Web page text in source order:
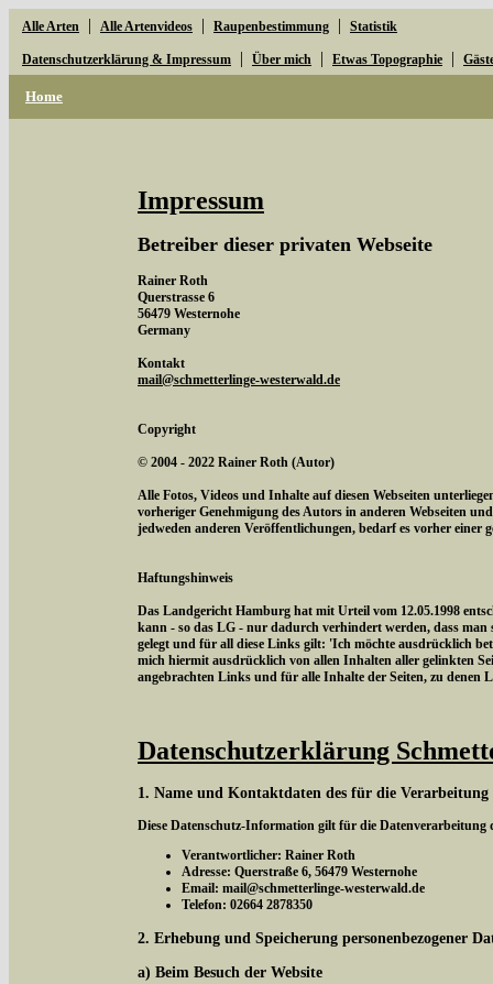
Alle Arten | Alle Artenvideos | Raupenbestimmung | Statistik
Datenschutzerklärung & Impressum | Über mich | Etwas Topographie |
Home
Impressum
Betreiber dieser privaten Webseite
Rainer Roth
Querstrasse 6
56479 Westernohe
Germany
Kontakt
mail@schmetterlinge-westerwald.de
Copyright
© 2004 - 2022 Rainer Roth (Autor)
Alle Fotos, Videos und Inhalte auf diesen Webseiten
vorheriger Genehmigung des Autors in anderen Webseiten
jedweden anderen Veröffentlichungen, bedarf es vorher einer
Haftungshinweis
Das Landgericht Hamburg hat mit Urteil vom 12.05.1998
kann - so das LG - nur dadurch verhindert werden, dass
gelegt und für all diese Links gilt: 'Ich möchte ausdrücklich
mich hiermit ausdrücklich von allen Inhalten aller gelinkten
angebrachten Links und für alle Inhalte der Seiten, zu denen
Datenschutzerklärung
1. Name und Kontaktdaten des für die
Diese Datenschutz-Information gilt für die Datenverarbeitung
Verantwortlicher: Rainer Roth
Adresse: Querstraße 6, 56479 Westernohe
Email: mail@schmetterlinge-westerwald.de
Telefon: 02664 2878350
2. Erhebung und Speicherung personenbezogener
a) Beim Besuch der Website